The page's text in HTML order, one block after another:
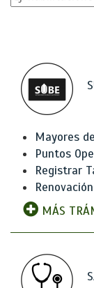
Mayores
Puntos
Registrar
MÁS